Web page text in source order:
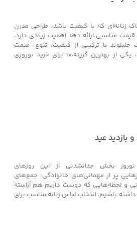
پوشاک زنانه‌ای که با کیفیت باشد، طراحی مدرن
مناسبی ارائه دهد اهمیت زیادی دارد.
با ترکیبی از کیفیت، تنوع، قیمت
از بهترین گزینه‌ها برای خرید نوروزی
بازدید عید
بخش جدانشدنی از این روزهای
پر از مهمانی‌های خانوادگی، جمع‌های
و لحظه‌هایی که دوست داریم هم آراسته
باشیم. انتخاب لباس زنانه مناسب برای
نه بیش‌ازحد رسمی و مجلسی باشد و نه
آراستگی را از بین ببرد. درست همین‌جا است
پیدا می‌کند و ایسو کالکشن تلاش کرده این
کند.